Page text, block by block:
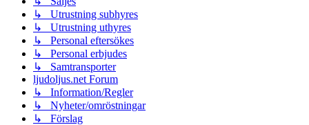
↳ Utrustning subhyres
↳ Utrustning uthyres
↳ Personal eftersökes
↳ Personal erbjudes
↳ Samtransporter
ljudoljus.net Forum
↳ Information/Regler
↳ Nyheter/omröstningar
↳ Förslag